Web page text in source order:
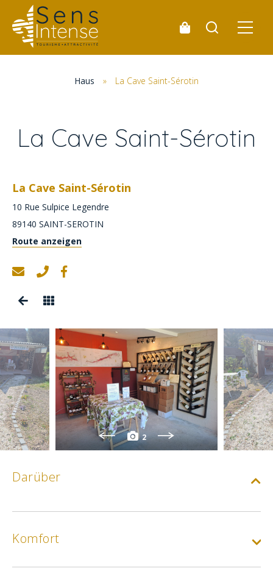
Haus » La Cave Saint-Sérotin
La Cave Saint-Sérotin
La Cave Saint-Sérotin
10 Rue Sulpice Legendre
89140 SAINT-SEROTIN
Route anzeigen
2
Darüber
Komfort